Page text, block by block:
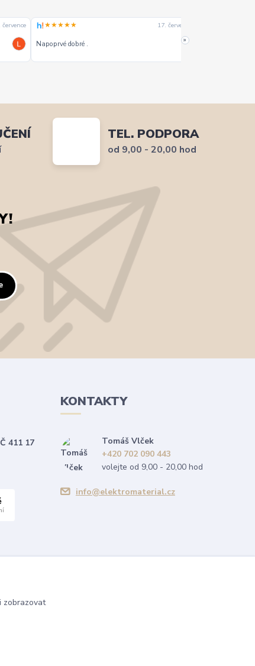
července ★★★★★ 17. července
Napoprvé dobré . »
TEL. PODPORA
od 9,00 - 20,00 hod
411 17
KONTAKTY
Tomáš Vlček
+420 702 090 443
volejte od 9,00 - 20,00 hod
info@elektromaterial.cz
zobrazovat